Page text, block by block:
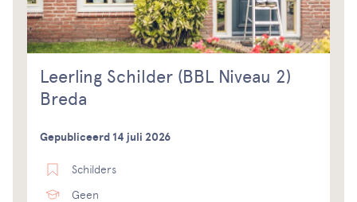
Leerling Schilder (BBL Niveau 2)
Breda
Gepubliceerd 14 juli 2026
Schilders
Geen